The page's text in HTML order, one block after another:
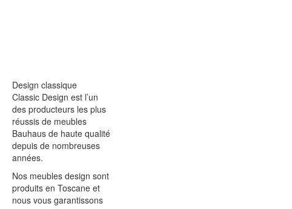
Design classique
Classic Design est l’un
des producteurs les plus
réussis de meubles
Bauhaus de haute qualité
depuis de nombreuses
années.
Nos meubles design sont
produits en Toscane et
nous vous garantissons